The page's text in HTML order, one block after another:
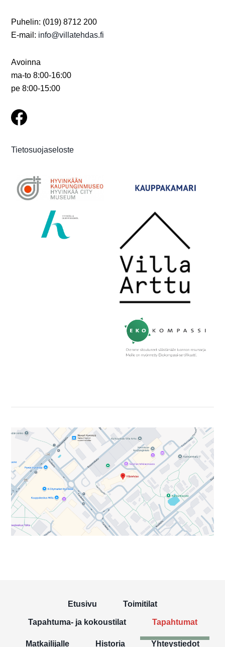
Puhelin: (019) 8712 200
E-mail: info@villatehdas.fi
Avoinna
ma-to 8:00-16:00
pe 8:00-15:00
Tietosuojaseloste
Etusivu Toimitilat
Tapahtuma- ja kokoustilat Tapahtumat
Matkailijalle Historia Yhteystiedot